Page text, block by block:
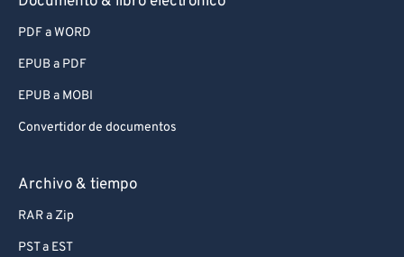
PDF a WORD
EPUB a PDF
EPUB a MOBI
Convertidor de documentos
Archivo & tiempo
RAR a Zip
PST a EST